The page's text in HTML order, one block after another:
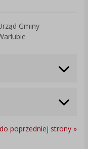
Gminy
poprzedniej strony »